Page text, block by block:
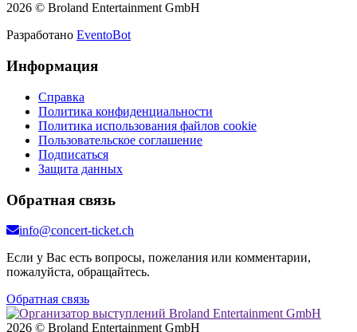
2026 © Broland Entertainment GmbH
Разработано EventoBot
Информация
Справка
Политика конфиденциальности
Политика использования файлов cookie
Пользовательское соглашение
Подписаться
Защита данных
Обратная связь
info@concert-ticket.ch
Если у Вас есть вопросы, пожелания или комментарии,
пожалуйста, обращайтесь.
Обратная связь
2026 © Broland Entertainment GmbH